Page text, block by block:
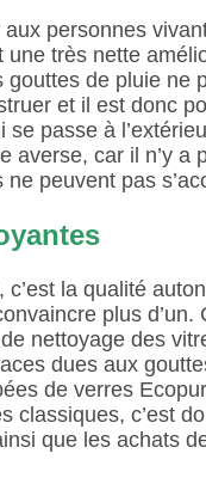
personnes
très nette
de pluie ne
et il est donc
passe à
averse, car il n’y a
peuvent pas
la qualité
plus d’un.
nettoyage des
dues aux
de verres
classiques, c’est
que les achats